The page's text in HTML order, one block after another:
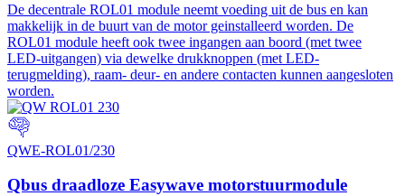
De decentrale ROL01 module neemt voeding uit de bus en kan
makkelijk in de buurt van de motor geinstalleerd worden. De
ROL01 module heeft ook twee ingangen aan boord (met twee
LED-uitgangen) via dewelke drukknoppen (met LED-
terugmelding), raam- deur- en andere contacten kunnen aangesloten
worden.
QWE-ROL01/230
Qbus draadloze Easywave motorstuurmodule